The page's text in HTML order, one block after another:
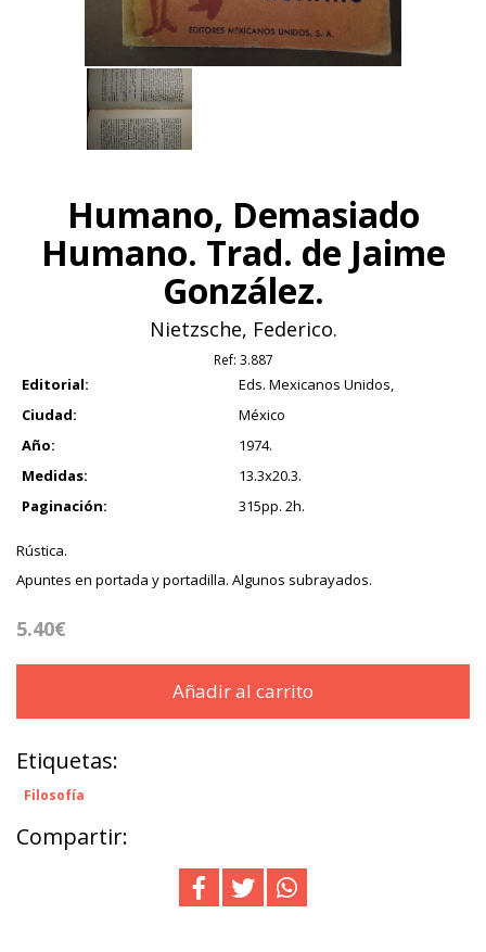
Humano, Demasiado
Humano. Trad. de Jaime
González.
Nietzsche, Federico.
Ref: 3.887
Editorial:
Eds. Mexicanos Unidos,
Ciudad:
México
Año:
1974.
Medidas:
13.3x20.3.
Paginación:
315pp. 2h.
Rústica.
Apuntes en portada y portadilla. Algunos subrayados.
5.40€
Añadir al carrito
Etiquetas:
Filosofía
Compartir: